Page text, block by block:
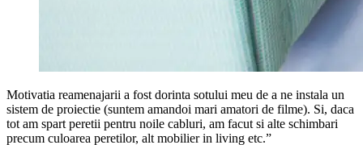
Motivatia reamenajarii a fost dorinta sotului meu de a ne instala un
sistem de proiectie (suntem amandoi mari amatori de filme). Si, daca
tot am spart peretii pentru noile cabluri, am facut si alte schimbari
precum culoarea peretilor, alt mobilier in living etc.”